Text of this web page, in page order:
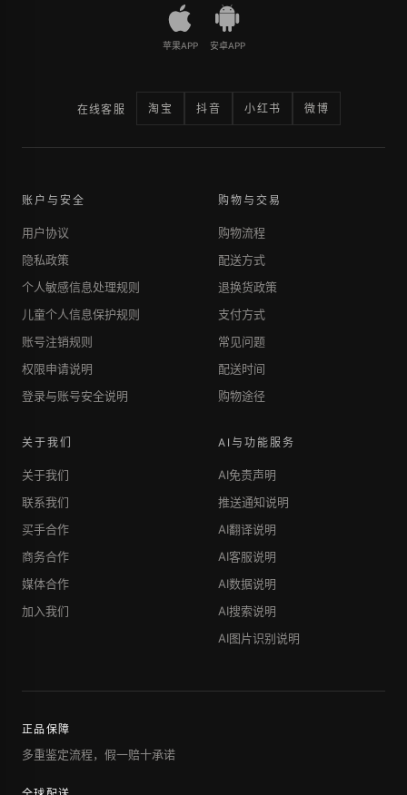
苹果APP 安卓APP
在线客服 淘宝 抖音 小红书 微博
账户与安全
用户协议
隐私政策
个人敏感信息处理规则
儿童个人信息保护规则
账号注销规则
权限申请说明
登录与账号安全说明
购物与交易
购物流程
配送方式
退换货政策
支付方式
常见问题
配送时间
购物途径
关于我们
关于我们
联系我们
买手合作
商务合作
媒体合作
加入我们
AI与功能服务
AI免责声明
推送通知说明
AI翻译说明
AI客服说明
AI数据说明
AI搜索说明
AI图片识别说明
正品保障
多重鉴定流程，假一赔十承诺